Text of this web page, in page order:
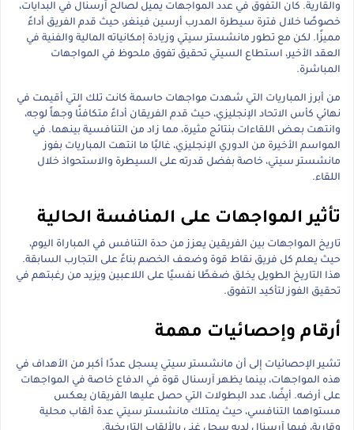
والقارية. كان التفوق في عدد المواجهات يميل لصالح آرسنال في البدايات،
خصوصًا خلال فترة سيطرة المدرب أرسين فينغر، حيث قدم الفريق أداءً
مميزًا. لكن مع تطور مانشستر سيتي وزيادة إمكانياته المالية والفنية في
العقد الأخير، استطاع السيتي تحقيق تفوق ملحوظ في المواجهات
المباشرة.
من أبرز المباريات التي شهدت مواجهات حاسمة كانت تلك التي أقيمت في
نهائي كأس الاتحاد الإنجليزي، حيث قدم الفريقان أداءً متكافئًا وجهاً لوجه،
وانتهت بعض اللقاءات بنتائج مثيرة، مما زاد من التنافسية بينهما. في
المواسم الأخيرة من الدوري الإنجليزي، غالبًا ما انتهت المباريات بفوز
مانشستر سيتي، خاصة بفضل قدرته على السيطرة والاستحواذ خلال
اللقاء.
تأثير المواجهات على المنافسة الحالية
تاريخ المواجهات بين الفريقين يعزز من حدة التنافس في المباراة اليوم،
حيث يعلم كل فريق نقاط قوة وضعف الخصم بناءً على التجارب السابقة.
هذا التاريخ الطويل يخلق ضغطًا نفسيًا على اللاعبين ويزيد من رغبتهم في
تحقيق الفوز لتأكيد التفوق.
أرقام وإحصائيات مهمة
تشير الإحصائيات إلى أن مانشستر سيتي يسجل عددًا أكبر من الأهداف في
هذه المواجهات، بينما يظهر آرسنال قوة في الدفاع خاصة في المواجهات
على أرضه. أيضًا، عدد البطولات التي حصل عليها الفريقان يعكس
مستواهما التنافسي، حيث يمتلك مانشستر سيتي عدة ألقاب محلية